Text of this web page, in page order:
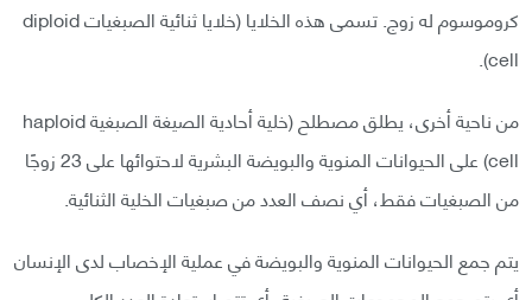
كروموسوم له زوج. تسمى هذه الخلايا (خلايا ثنائية الصبغيات diploid
cell).
من ناحية أخرى، يطلق مصطلح (خلية أحادية الصيغة الصبغية haploid
cell) على الحيوانات المنوية والبويضة البشرية لاحتوائها على 23 زوجًا
من الصبغيات فقط، أي نصف العدد من صبغيات الخلية الثنائية.
يتم جمع الحيوانات المنوية والبويضة في عملية الإخصاب لدى الإنسان